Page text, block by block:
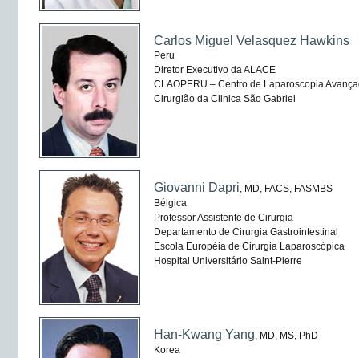
Carlos Miguel Velasquez Hawkins
Peru
Diretor Executivo da ALACE
CLAOPERU – Centro de Laparoscopia
Cirurgião da Clinica São Gabriel
Giovanni Dapri, MD, FACS, FASMBS
Bélgica
Professor Assistente de Cirurgia
Departamento de Cirurgia Gastrointestinal
Escola Européia de Cirurgia Laparoscópica
Hospital Universitário Saint-Pierre
Han-Kwang Yang, MD, MS, PhD
Korea